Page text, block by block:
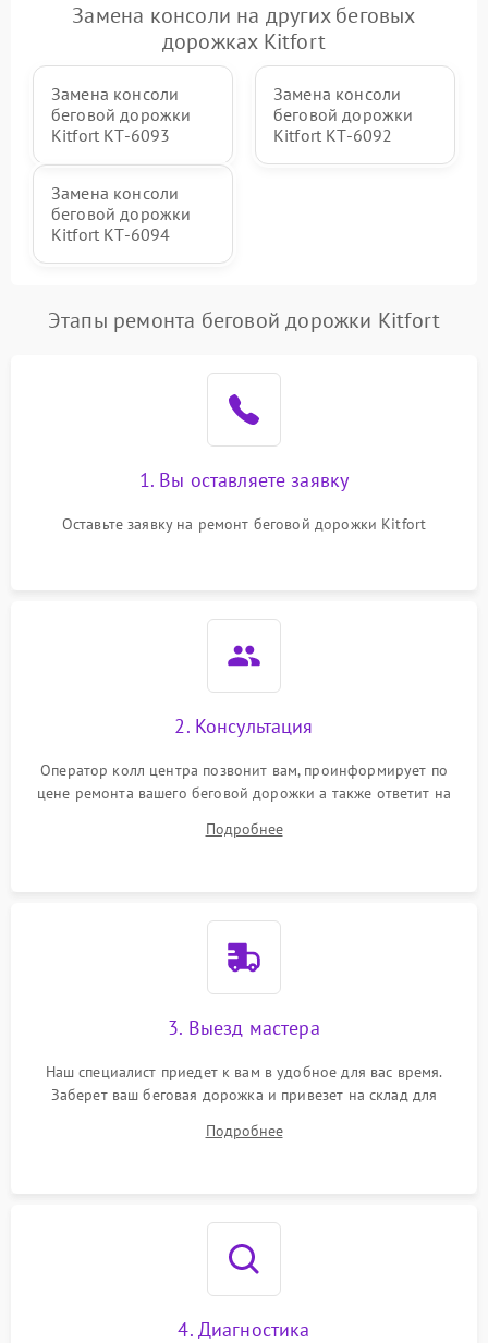
Замена консоли на других беговых
дорожках Kitfort
Замена консоли
беговой дорожки
Kitfort КТ-6093
Замена консоли
беговой дорожки
Kitfort КТ-6092
Замена консоли
беговой дорожки
Kitfort КТ-6094
Этапы ремонта беговой дорожки Kitfort
1. Вы оставляете заявку
Оставьте заявку на ремонт беговой дорожки Kitfort
2. Консультация
Оператор колл центра позвонит вам, проинформирует по
цене ремонта вашего беговой дорожки а также ответит на
Подробнее
3. Выезд мастера
Наш специалист приедет к вам в удобное для вас время.
Заберет ваш беговая дорожка и привезет на склад для
Подробнее
4. Диагностика